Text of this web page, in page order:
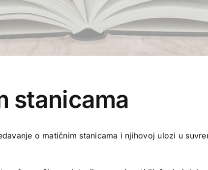
stanicama
o matičnim stanicama i njihovoj ulozi u